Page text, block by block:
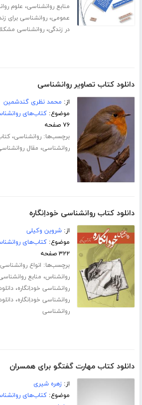
منابع روانشناسی، علوم
عمومی،روانشناسی برای
در زندگی،روانشناسی
دانلود کتاب تصاویر روانشناسی
از: محمد نظری گندشمین
موضوع:کتاب‌های
۷۶ صفحه
برچسب‌ها:روانشناسی،
روانشناسی، مقال
دانلود کتاب روانشناسی خوداِنگاره
از:شروین وکیلی
موضوع:کتاب‌های
۳۲۲ صفحه
برچسب‌ها: انواع روانشناسی
روانشناس، منابع
روانشناسی خوداِنگاره،
روانشناسی خوداِنگاره،
روانشناسی
دانلود کتاب مهارت گفتگو برای همسران
از:زهره شیری
موضوع:کتاب‌های